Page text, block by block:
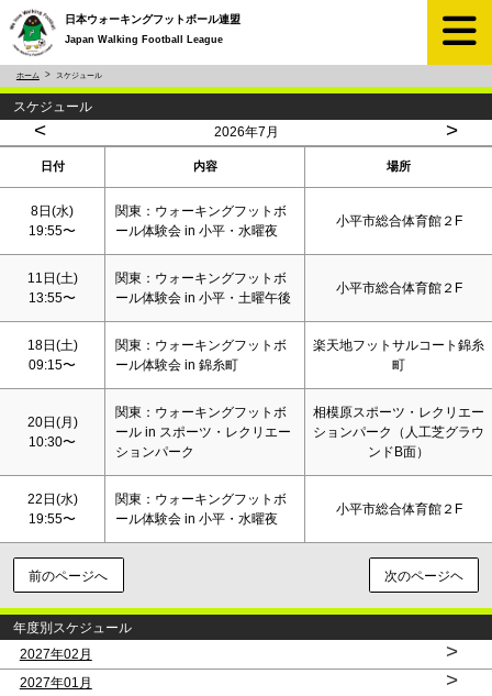
日本ウォーキングフットボール連盟
Japan Walking Football League
ホーム スケジュール
スケジュール
< 2026年7月 >
日付 内容 場所
8日(水)
19:55〜
関東：ウォーキングフットボ
ール体験会 in 小平・水曜夜
小平市総合体育館２F
11日(土)
13:55〜
関東：ウォーキングフットボ
ール体験会 in 小平・土曜午後
小平市総合体育館２F
18日(土)
09:15〜
関東：ウォーキングフットボ
ール体験会 in 錦糸町
楽天地フットサルコート錦糸
町
20日(月)
10:30〜
関東：ウォーキングフットボ
ール in スポーツ・レクリエー
ションパーク
相模原スポーツ・レクリエー
ションパーク（人工芝グラウ
ンドB面）
22日(水)
19:55〜
関東：ウォーキングフットボ
ール体験会 in 小平・水曜夜
小平市総合体育館２F
前のページへ 次のページヘ
年度別スケジュール
2027年02月
>
2027年01月 >